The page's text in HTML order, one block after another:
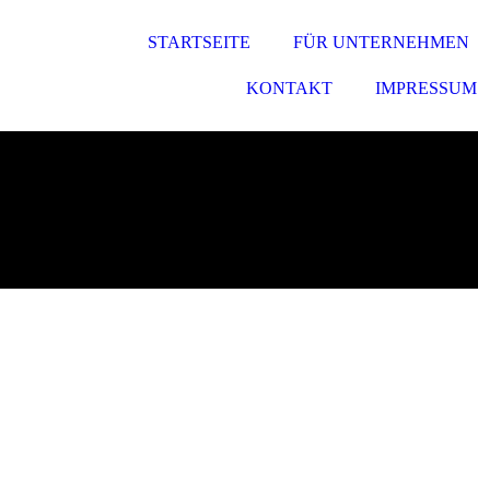
STARTSEITE FÜR UNTERNEHMEN
KONTAKT IMPRESSUM